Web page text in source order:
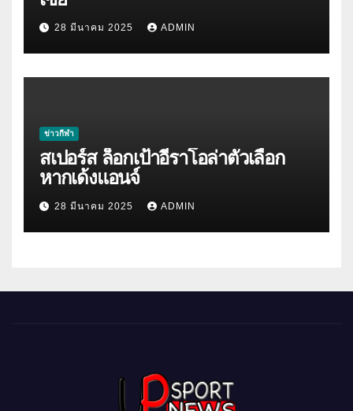
28 มีนาคม 2025 ADMIN
ข่าวกีฬา
สเปอร์ส ล็อกเป้าอีราโอล่าตัวเลือก
หากเด้งแอนจ์
28 มีนาคม 2025 ADMIN